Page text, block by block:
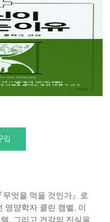
입
무엇을 먹을 것인가』로
양학자 콜린 캠벨. 이
, 그리고 건강의 진실을